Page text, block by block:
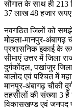
सौगात के साथ ही 213
37 लाख 48 हजार रूपए
नवगठित जिलों को
मोहला-मानपुर-
प्रशासनिक इकाई के
सीमाएं उत्तर में जिला
दुर्गकोंदल, पखांजुर
बालोद एवं पश्चित में
मानपुर-अंबागढ़ चौकी
तहसीलों की संख्या 3 है
विकासखण्ड एवं जनपद